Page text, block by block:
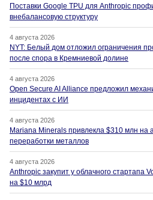
Поставки Google TPU для Anthropic
внебалансовую структуру
4 августа 2026
NYT: Белый дом отложил ограничения
после спора в Кремниевой долине
4 августа 2026
Open Secure AI Alliance предложил
инцидентах с ИИ
4 августа 2026
Mariana Minerals привлекла $310 млн на
переработки металлов
4 августа 2026
Anthropic закупит у облачного стартапа
на $10 млрд